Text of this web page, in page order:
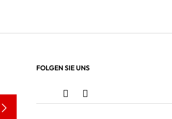
FOLGEN SIE UNS